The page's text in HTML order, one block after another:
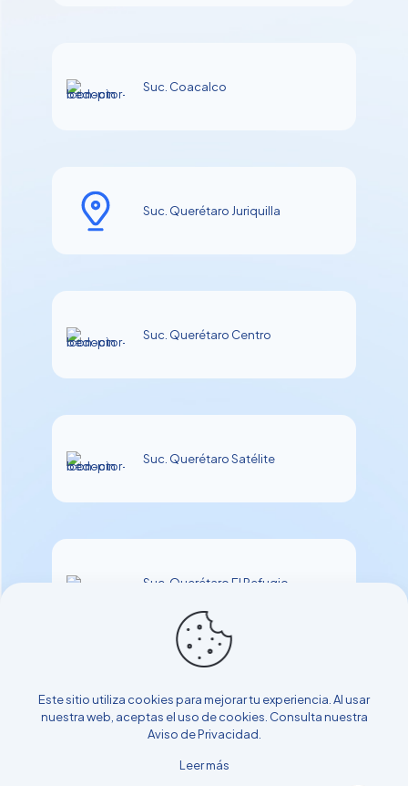
Suc. Coacalco
Suc. Querétaro Juriquilla
Suc. Querétaro Centro
Suc. Querétaro Satélite
Suc. Querétaro El Refugio
Este sitio utiliza cookies para mejorar tu experiencia. Al usar
nuestra web, aceptas el uso de cookies. Consulta nuestra
Aviso de Privacidad
Leer más